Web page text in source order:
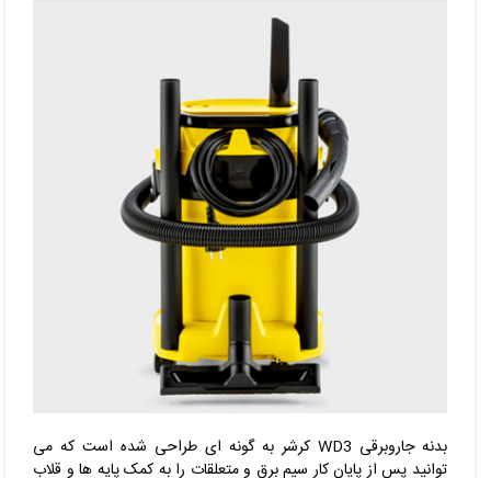
بدنه جاروبرقی WD3 کرشر به گونه ای طراحی شده است که می
توانید پس از پایان کار سیم برق و متعلقات را به کمک پایه ها و قلاب